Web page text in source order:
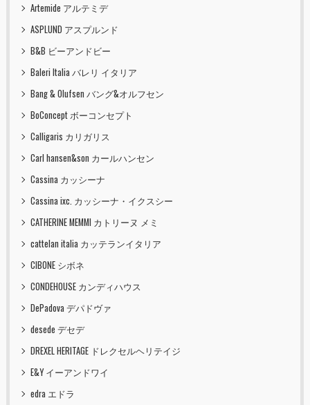
Artemide アルテミデ
ASPLUND アスプルンド
B&B ビーアンドビー
Baleri Italia バレリ イタリア
Bang & Olufsen バング&オルフセン
BoConcept ボーコンセプト
Calligaris カリガリス
Carl hansen&son カールハンセン
Cassina カッシーナ
Cassina ixc. カッシーナ・イクスシー
CATHERINE MEMMI カトリーヌ メミ
cattelan italia カッテランイタリア
CIBONE シボネ
CONDEHOUSE カンディハウス
DePadova デパドヴァ
desede デセデ
DREXEL HERITAGE ドレクセルヘリテイジ
E&Y イーアンドワイ
edra エドラ